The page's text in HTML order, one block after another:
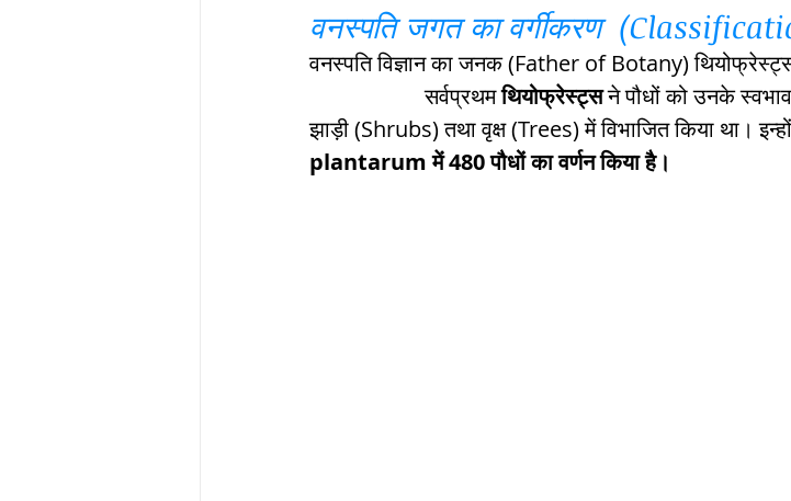
ब्रिटिश सत्ता / British Raj ब्रिटिश राज का
सामाजिक और धार्मिक आंदोलन आंदोलन भारत
वनस्पति जगत का वर्गीकरण
वनस्पति विज्ञान का जनक (Father of Botany)
                     सर्वप्रथम
थियोफ्रेस्ट्स ने पौधों को उनके
झाड़ी (Shrubs) तथा वृक्ष (Trees) में विभाजित किया था।
plantarum में 480 पौधों का वर्णन किया है।